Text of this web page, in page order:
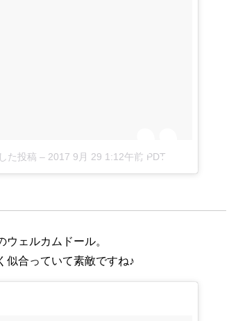
た投稿 – 2017 9月 29 1:12午前 PDT
ェルカムドール。
似合っていて素敵ですね♪